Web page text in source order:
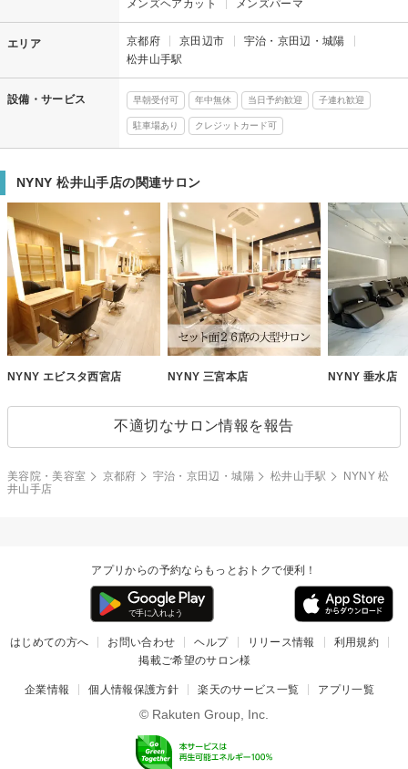
メンズヘアカット
メンズパーマ
エリア 京都府 京田辺市
宇治・京田辺・城陽
松井山手駅
設備・サービス 早朝受付可 年中無休 当日予約歓迎 子連れ歓迎
駐車場あり クレジットカード可
NYNY 松井山手店の関連サロン
NYNY エビスタ西宮店 NYNY 三宮本店 NYNY 垂水店
不適切なサロン情報を報告
美容院・美容室 京都府 宇治・京田辺・城陽 松井山手駅
NYNY 松
井山手店
アプリからの予約ならもっとおトクで便利！
はじめての方へ お問い合わせ ヘルプ リリース情報
利用規約
掲載ご希望のサロン様
企業情報 個人情報保護方針 楽天のサービス一覧 アプリ一覧
© Rakuten Group, Inc.